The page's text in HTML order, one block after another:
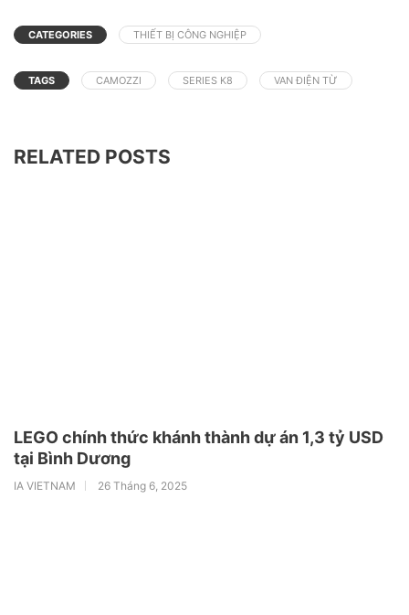
CATEGORIES THIẾT BỊ CÔNG NGHIỆP
TAGS CAMOZZI SERIES K8 VAN ĐIỆN TỪ
RELATED POSTS
LEGO chính thức khánh thành dự án 1,3 tỷ USD
tại Bình Dương
IA VIETNAM 26 Tháng 6, 2025